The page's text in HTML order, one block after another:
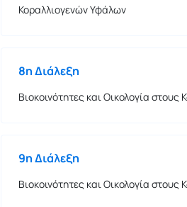
Κοραλλιογενών Υφάλων
8η Διάλεξη
Βιοκοινότητες και Οικολογία
9η Διάλεξη
Βιοκοινότητες και Οικολογία στους